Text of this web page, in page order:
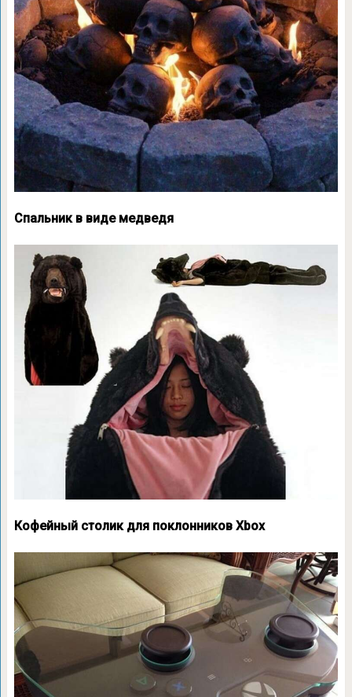
Спальник в виде медведя
Кофейный столик для поклонников Xbox